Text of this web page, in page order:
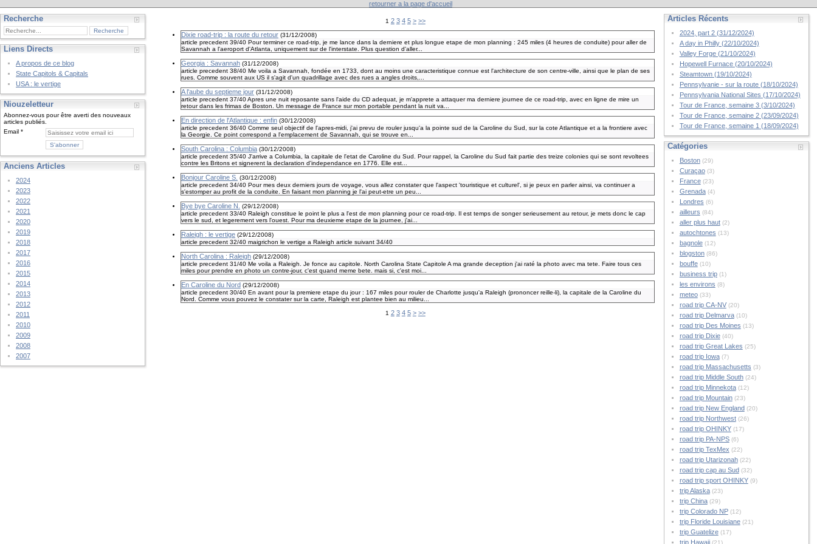
retourner a la page d'accueil
Recherche
Liens Directs
A propos de ce blog
State Capitols & Capitals
USA : le vertige
Niouzeletteur
Abonnez-vous pour être averti des nouveaux
articles publiés.
Email
Anciens Articles
2024
2023
2022
2021
2020
2019
2018
2017
2016
2015
2014
2013
2012
2011
2010
2009
2008
2007
1 2 3 4 5 > >>
Dixie road-trip : la route du retour(31/12/2008)
article precedent 39/40 Pour terminer ce road-trip, je me lance dans la derniere et plus longue etape de mon planning : 245 miles (4 heures de conduite) pour aller de
Savannah a l'aeroport d'Atlanta, uniquement sur de l'interstate. Plus question d'aller...
Georgia : Savannah(31/12/2008)
article precedent 38/40 Me voila a Savannah, fondée en 1733, dont au moins une caracteristique connue est l'architecture de son centre-ville, ainsi que le plan de ses
rues. Comme souvent aux US il s'agit d'un quadrillage avec des rues a angles droits,...
A l'aube du septieme jour(31/12/2008)
article precedent 37/40 Apres une nuit reposante sans l'aide du CD adequat, je m'apprete a attaquer ma derniere journee de ce road-trip, avec en ligne de mire un
retour dans les frimas de Boston. Un message de France sur mon portable pendant la nuit va...
En direction de l'Atlantique : enfin(30/12/2008)
article precedent 36/40 Comme seul objectif de l'apres-midi, j'ai prevu de rouler jusqu'a la pointe sud de la Caroline du Sud, sur la cote Atlantique et a la frontiere avec
la Georgie. Ce point correspond a l'emplacement de Savannah, qui se trouve en...
South Carolina : Columbia(30/12/2008)
article precedent 35/40 J'arrive a Columbia, la capitale de l'etat de Caroline du Sud. Pour rappel, la Caroline du Sud fait partie des treize colonies qui se sont revoltees
contre les Britons et signerent la declaration d'independance en 1776. Elle est...
Bonjour Caroline S. (30/12/2008)
article precedent 34/40 Pour mes deux derniers jours de voyage, vous allez constater que l'aspect 'touristique et culturel', si je peux en parler ainsi, va continuer a
s'estomper au profit de la conduite. En faisant mon planning je l'ai peut-etre un peu...
Bye bye Caroline N. (29/12/2008)
article precedent 33/40 Raleigh constitue le point le plus a l'est de mon planning pour ce road-trip. Il est temps de songer serieusement au retour, je mets donc le cap
vers le sud, et legerement vers l'ouest. Pour ma deuxieme etape de la journee, j'ai...
Raleigh : le vertige(29/12/2008)
article precedent 32/40 maigrichon le vertige a Raleigh article suivant 34/40
North Carolina : Raleigh(29/12/2008)
article precedent 31/40 Me voila a Raleigh. Je fonce au capitole. North Carolina State Capitole A ma grande deception j'ai raté la photo avec ma tete. Faire tous ces
miles pour prendre en photo un contre-jour, c'est quand meme bete. mais si, c'est moi...
En Caroline du Nord (29/12/2008)
article precedent 30/40 En avant pour la premiere etape du jour : 167 miles pour rouler de Charlotte jusqu'a Raleigh (prononcer reille-li), la capitale de la Caroline du
Nord. Comme vous pouvez le constater sur la carte, Raleigh est plantee bien au milieu...
1 2 3 4 5 > >>
Articles Récents
2024, part 2 (31/12/2024)
A day in Philly (22/10/2024)
Valley Forge (21/10/2024)
Hopewell Furnace (20/10/2024)
Steamtown (19/10/2024)
Pennsylvanie - sur la route (18/10/2024)
Pennsylvania National Sites (17/10/2024)
Tour de France, semaine 3 (3/10/2024)
Tour de France, semaine 2 (23/09/2024)
Tour de France, semaine 1 (18/09/2024)
Catégories
Boston(29)
Curaçao(3)
France(23)
Grenada(4)
Londres (6)
ailleurs (84)
aller plus haut(2)
autochtones (13)
bagnole(12)
blogston(86)
bouffe(10)
business trip(1)
les environs (8)
meteo(33)
road trip CA-NV(20)
road trip Delmarva(10)
road trip Des Moines (13)
road trip Dixie(40)
road trip Great Lakes (25)
road trip Iowa(7)
road trip Massachusetts (3)
road trip Middle South(24)
road trip Minnekota(12)
road trip Mountain(23)
road trip New England (20)
road trip Northwest(26)
road trip OHINKY(17)
road trip PA-NPS(6)
road trip TexMex (22)
road trip Utarizonah(22)
road trip cap au Sud (32)
road trip sport OHINKY(9)
trip Alaska(23)
trip China(29)
trip Colorado NP(12)
trip Floride Louisiane(21)
trip Guatelize(17)
trip Hawaii(21)